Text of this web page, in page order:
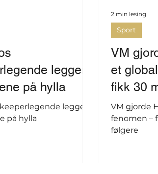
legger
på hylla
legger
på hylla
VM
et
fikk 30
følgere
VM gjorde
fenomen –
følgere
Sport
2 min lesing